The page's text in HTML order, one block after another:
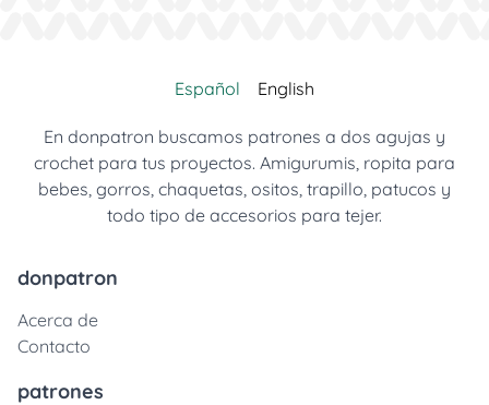
Español English
En donpatron buscamos patrones a dos agujas y
crochet para tus proyectos. Amigurumis, ropita para
bebes, gorros, chaquetas, ositos, trapillo, patucos y
todo tipo de accesorios para tejer.
donpatron
Acerca de
Contacto
patrones